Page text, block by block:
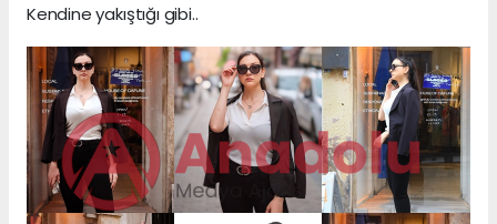
Kendine yakıştığı gibi..